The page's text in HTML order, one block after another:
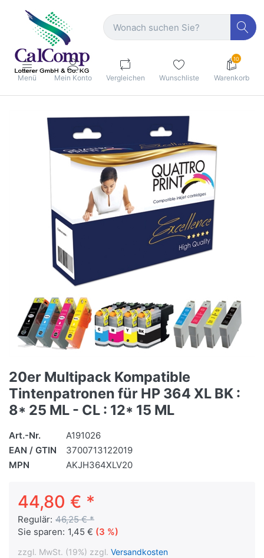
Menü Mein Konto Vergleichen Wunschliste
10
Warenkorb
20er Multipack Kompatible
Tintenpatronen für HP 364 XL BK :
8* 25 ML - CL : 12* 15 ML
Art.-Nr.
A191026
EAN / GTIN
3700713122019
MPN
AKJH364XLV20
44,80 € *
Regulär: 46,25 € *
Sie sparen: 1,45 € (3 %)
zzgl. MwSt. (19%) zzgl. Versandkosten